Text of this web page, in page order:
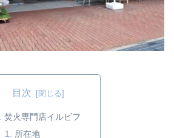
目次
焚火専門店イルビフ
所在地